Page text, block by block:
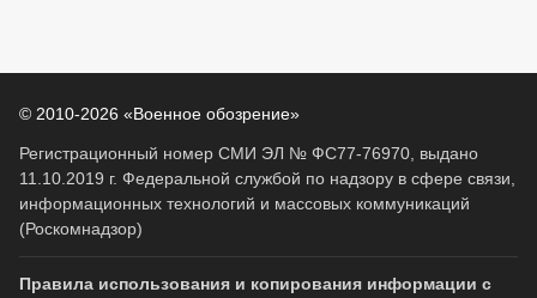
© 2010-2026 «Военное обозрение»
Регистрационный номер СМИ ЭЛ № ФС77-76970, выдано
11.10.2019 г. Федеральной службой по надзору в сфере связи,
информационных технологий и массовых коммуникаций
(Роскомнадзор)
Правила использования и копирования информации с